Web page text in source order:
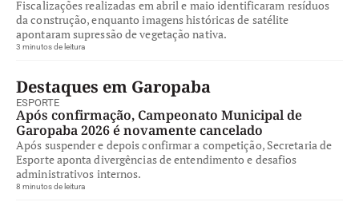
Fiscalizações realizadas em abril e maio identificaram resíduos
da construção, enquanto imagens históricas de satélite
apontaram supressão de vegetação nativa.
3 minutos de leitura
Destaques em Garopaba
ESPORTE
Após confirmação, Campeonato Municipal de
Garopaba 2026 é novamente cancelado
Após suspender e depois confirmar a competição, Secretaria de
Esporte aponta divergências de entendimento e desafios
administrativos internos.
8 minutos de leitura